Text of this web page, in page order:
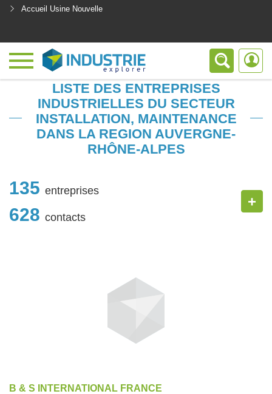
Accueil Usine Nouvelle
LISTE DES ENTREPRISES
INDUSTRIELLES DU SECTEUR
INSTALLATION, MAINTENANCE
DANS LA REGION AUVERGNE-
RHÔNE-ALPES
135 entreprises
628 contacts
+
B & S INTERNATIONAL FRANCE